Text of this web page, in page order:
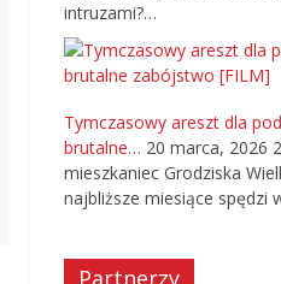
intruzami?…
Tymczasowy areszt dla
brutalne… 20 marca, 2026
mieszkaniec Grodziska
najbliższe miesiące spędzi
Partnerzy